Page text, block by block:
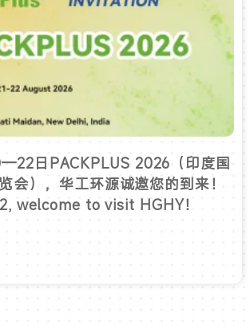
日PACKPLUS 2026（印度国
会），华工环源诚邀您的到来！
welcome to visit HGHY！